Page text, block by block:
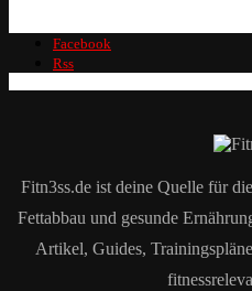
Facebook
Rss
Fitn3ss.de ist deine Quelle für
Fettabbau und gesunde
Artikel, Guides,